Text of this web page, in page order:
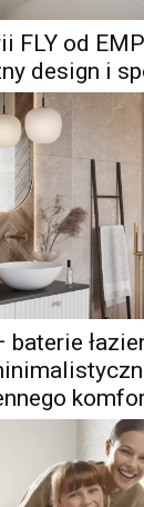
FLY od
design i
baterie